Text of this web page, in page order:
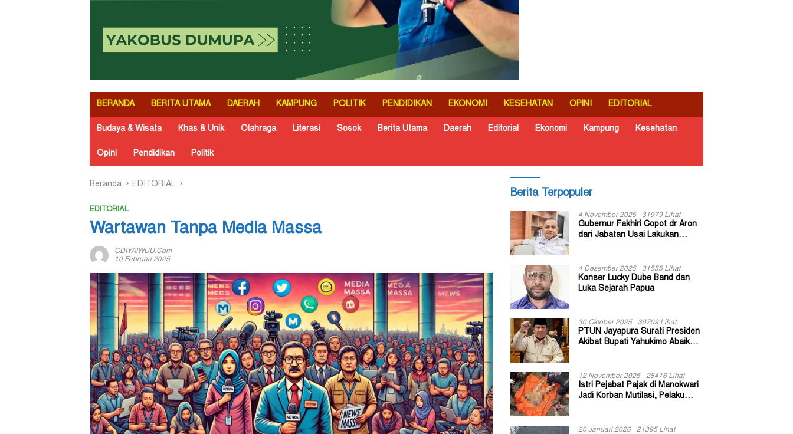
BERANDA BERITA UTAMA DAERAH KAMPUNG POLITIK PENDIDIKAN EKONOMI KESEHATAN OPINI EDITORIAL
Budaya & Wisata Khas & Unik Olahraga Literasi Sosok Berita Utama Daerah Editorial Ekonomi Kampung Kesehatan
Opini Pendidikan Politik
Beranda EDITORIAL
EDITORIAL
Wartawan Tanpa Media Massa
ODIYAIWUU.com
10 Februari 2025
Berita Terpopuler
4 November 2025 31979 Lihat
Gubernur Fakhiri Copot dr Aron
dari Jabatan Usai Lakukan
4 Desember 2025 31555 Lihat
Konser Lucky Dube Band dan
Luka Sejarah Papua
30 Oktober 2025 30709 Lihat
PTUN Jayapura Surati Presiden
Akibat Bupati Yahukimo Abaikan
12 November 2025 28476 Lihat
Istri Pejabat Pajak di Manokwari
Jadi Korban Mutilasi, Pelaku
20 Januari 2026 21395 Lihat